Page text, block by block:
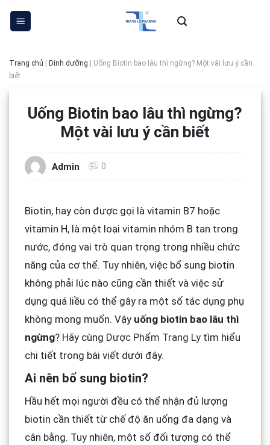
Skip
Trang chủ Dinh dưỡng
Uống Biotin bao lâu thì ngừng? Một vài lưu ý cần
biết
Uống Biotin bao lâu thì ngừng?
Một vài lưu ý cần biết
Admin 0
Biotin, hay còn được gọi là vitamin B7 hoặc
vitamin H, là một loại vitamin nhóm B tan trong
nước, đóng vai trò quan trọng trong nhiều chức
năng của cơ thể. Tuy nhiên, việc bổ sung biotin
không phải lúc nào cũng cần thiết và việc sử
dụng quá liều có thể gây ra một số tác dụng phụ
không mong muốn. Vậy uống biotin bao lâu thì
ngừng? Hãy cùng Dược Phẩm Trang Lytìm hiểu
chi tiết trong bài viết dưới đây.
Ai nên bổ sung biotin?
Hầu hết mọi người đều có thể nhận đủ lượng
biotin cần thiết từ chế độ ăn uống đa dạng và
cân bằng. Tuy nhiên, một số đối tượng có thể